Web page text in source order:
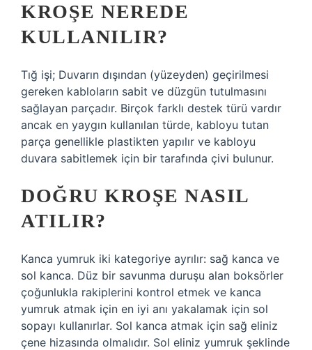
KROŞE NEREDE
KULLANILIR?
Tığ işi; Duvarın dışından (yüzeyden) geçirilmesi
gereken kabloların sabit ve düzgün tutulmasını
sağlayan parçadır. Birçok farklı destek türü vardır
ancak en yaygın kullanılan türde, kabloyu tutan
parça genellikle plastikten yapılır ve kabloyu
duvara sabitlemek için bir tarafında çivi bulunur.
DOĞRU KROŞE NASIL
ATILIR?
Kanca yumruk iki kategoriye ayrılır: sağ kanca ve
sol kanca. Düz bir savunma duruşu alan boksörler
çoğunlukla rakiplerini kontrol etmek ve kanca
yumruk atmak için en iyi anı yakalamak için sol
sopayı kullanırlar. Sol kanca atmak için sağ eliniz
çene hizasında olmalıdır. Sol eliniz yumruk şeklinde